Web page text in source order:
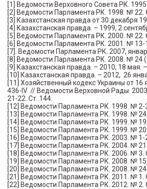
[1] Ведомости Верховного Совета РК.
[2] Ведомости Парламента РК. 1998. № 22.
[3] Казахстанская правда от 30 декабря
[4] Казахстанская правда. – 1999, 2
[5] Ведомости Парламента РК. 2000. № 22.
[6] Ведомости Парламента РК. 2001. № 13-
[7]. Ведомости Парламента РК. 2007,
[8] Ведомости Парламента РК. 2008. № 24
[9] Казахстанская правда. – 2010, 18 мая.
[10] Казахстанская правда. – 2012, 26
[11] Хозяйственный кодекс Украины от 16
436-IV // Ведомости Верховной Рады.
21-22. Ст. 144.
[12] Ведомости Парламента РК. 1998. № 2-
[13] Ведомости Парламента РК. 1998. № 24.
[14] Ведомости Парламента РК. 1999. № 19.
[15] Ведомости Парламента РК. 1999. № 20.
[16] Ведомости Парламента РК. 2003. № 1-
[17] Ведомости Парламента РК. 2004. № 21.
[18] Ведомости Парламента РК. 2006. № 3.
[19] Ведомости Парламента РК. 2008. №
[20] Ведомости Парламента РК. 2008. № 24.
[21] Ведомости Парламента РК. 2011. № 1.
[22] Ведомости Парламента РК. 2012. № 2.